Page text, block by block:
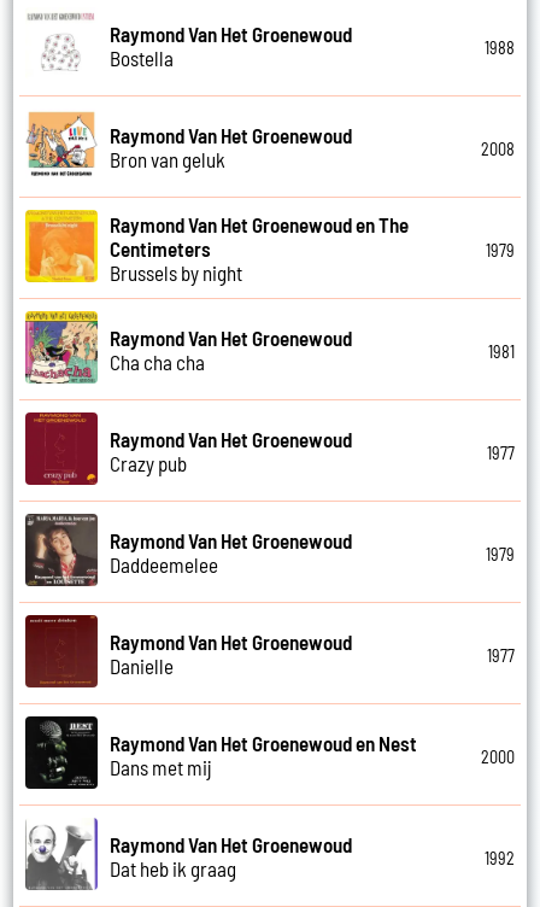
Raymond Van Het Groenewoud
Bostella
1988
Raymond Van Het Groenewoud
Bron van geluk
2008
Raymond Van Het Groenewoud en The
Centimeters
Brussels by night
1979
Raymond Van Het Groenewoud
Cha cha cha
1981
Raymond Van Het Groenewoud
Crazy pub
1977
Raymond Van Het Groenewoud
Daddeemelee
1979
Raymond Van Het Groenewoud
Danielle
1977
Raymond Van Het Groenewoud en Nest
Dans met mij
2000
Raymond Van Het Groenewoud
Dat heb ik graag
1992